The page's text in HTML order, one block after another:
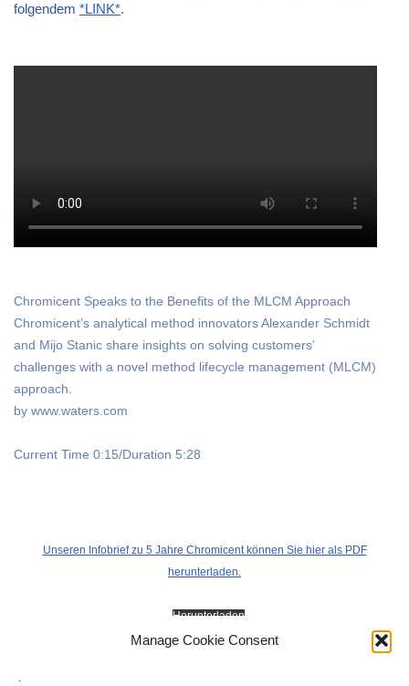
Manage Cookie Consent
.
folgendem *LINK*.
Chromicent Speaks to the Benefits of the MLCM Approach
Chromicent’s analytical method innovators Alexander Schmidt
and Mijo Stanic share insights on solving customers’
challenges with a novel method lifecycle management (MLCM)
approach.
by www.waters.com
Current Time 0:15/Duration 5:28
Unseren Infobrief zu 5 Jahre Chromicent können Sie hier als PDF
herunterladen.
Herunterladen